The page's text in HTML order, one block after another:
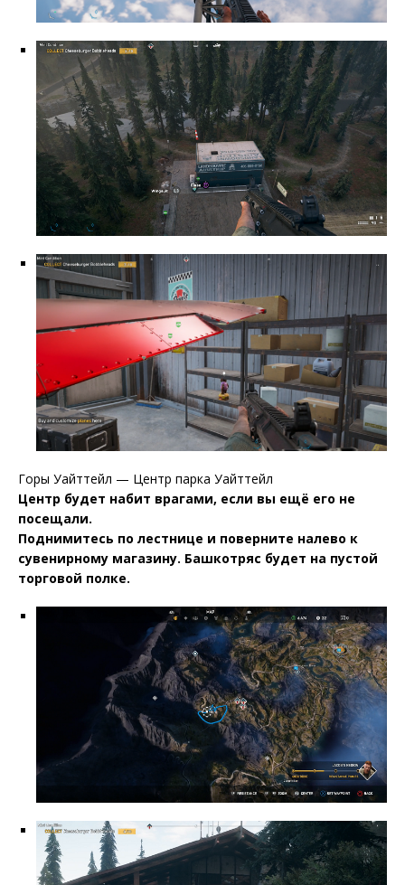
Горы Уайттейл — Центр парка Уайттейл
Центр будет набит врагами, если вы ещё его не
посещали.
Поднимитесь по лестнице и поверните налево к
сувенирному магазину. Башкотряс будет на пустой
торговой полке.